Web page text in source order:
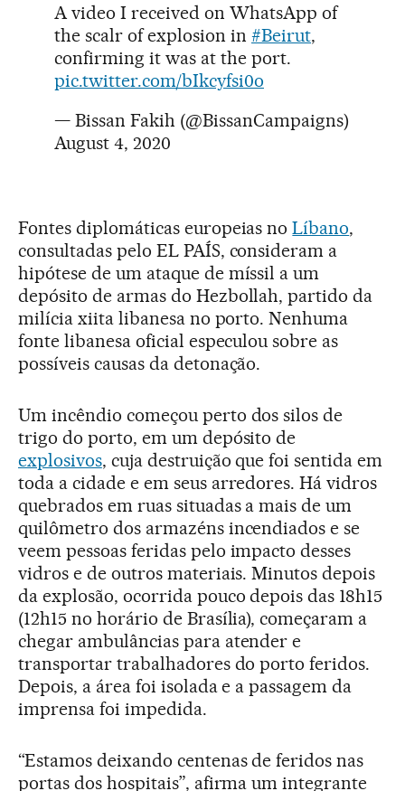
A video I received on WhatsApp of
the scalr of explosion in #Beirut,
confirming it was at the port.
pic.twitter.com/bIkcyfsi0o
— Bissan Fakih (@BissanCampaigns)
August 4, 2020
Fontes diplomáticas europeias noLíbano,
consultadas pelo EL PAÍS, consideram a
hipótese de um ataque de míssil a um
depósito de armas do Hezbollah, partido da
milícia xiita libanesa no porto. Nenhuma
fonte libanesa oficial especulou sobre as
possíveis causas da detonação.
Um incêndio começou perto dos silos de
trigo do porto, em um depósito de
explosivos, cuja destruição que foi sentida em
toda a cidade e em seus arredores. Há vidros
quebrados em ruas situadas a mais de um
quilômetro dos armazéns incendiados e se
veem pessoas feridas pelo impacto desses
vidros e de outros materiais. Minutos depois
da explosão, ocorrida pouco depois das 18h15
(12h15 no horário de Brasília), começaram a
chegar ambulâncias para atender e
transportar trabalhadores do porto feridos.
Depois, a área foi isolada e a passagem da
imprensa foi impedida.
“Estamos deixando centenas de feridos nas
portas dos hospitais”, afirma um integrante